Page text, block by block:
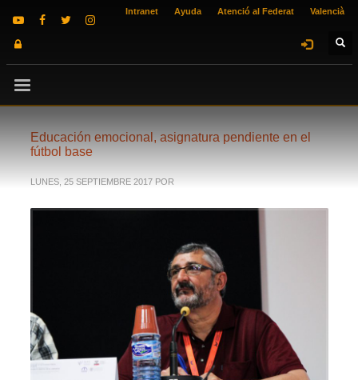
Intranet Ayuda Atenció al Federat Valencià
Educación emocional, asignatura pendiente en el
fútbol base
LUNES, 25 SEPTIEMBRE 2017 POR